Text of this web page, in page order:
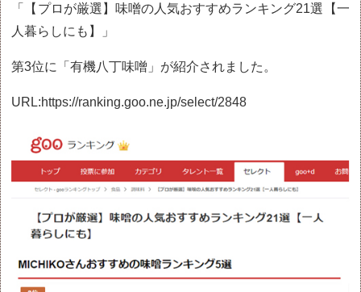
「【プロが厳選】味噌の人気おすすめランキング21選【一
人暮らしにも】」
第3位に「有機八丁味噌」が紹介されました。
URL:https://ranking.goo.ne.jp/select/2848